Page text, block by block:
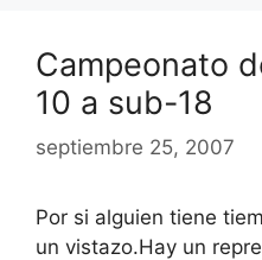
Campeonato
10 a sub-18
septiembre 25, 2007
Por si alguien tiene
un vistazo.Hay un